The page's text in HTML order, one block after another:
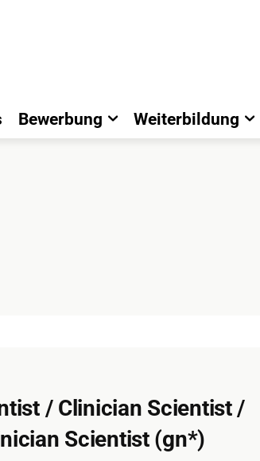
Bewerbung Weiterbildung
/ Clinician Scientist /
Scientist (gn*)